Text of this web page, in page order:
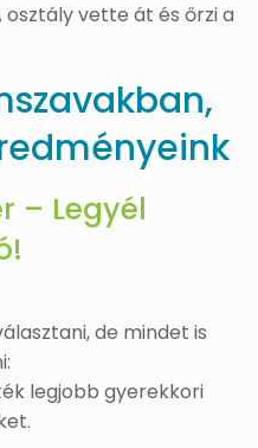
vette át és őrzi a
– Legyél
de mindet is
legjobb gyerekkori